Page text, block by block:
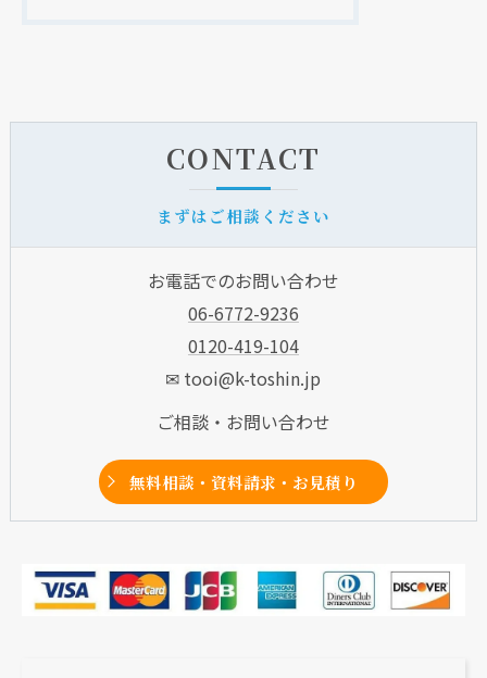
CONTACT
まずはご相談ください
お電話でのお問い合わせ
06-6772-9236
0120-419-104
✉ tooi@k-toshin.jp
ご相談・お問い合わせ
無料相談・資料請求・お見積り